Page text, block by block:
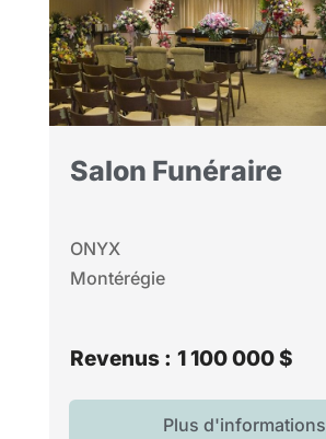
Salon Funéraire
ONYX
Montérégie
Revenus : 1 100 000 $
Plus d'informations